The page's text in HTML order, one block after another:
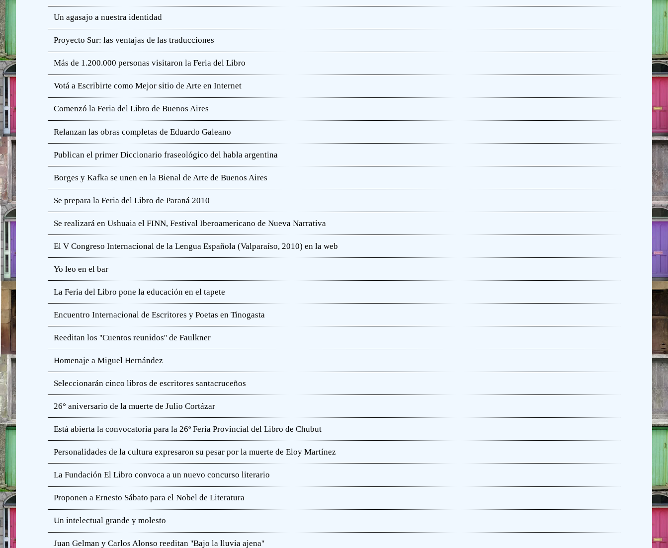
Un agasajo a nuestra identidad
Proyecto Sur: las ventajas de las traducciones
Más de 1.200.000 personas visitaron la Feria del Libro
Votá a Escribirte como Mejor sitio de Arte en Internet
Comenzó la Feria del Libro de Buenos Aires
Relanzan las obras completas de Eduardo Galeano
Publican el primer Diccionario fraseológico del habla argentina
Borges y Kafka se unen en la Bienal de Arte de Buenos Aires
Se prepara la Feria del Libro de Paraná 2010
Se realizará en Ushuaia el FINN, Festival Iberoamericano de Nueva Narrativa
El V Congreso Internacional de la Lengua Española (Valparaíso, 2010) en la web
Yo leo en el bar
La Feria del Libro pone la educación en el tapete
Encuentro Internacional de Escritores y Poetas en Tinogasta
Reeditan los ''Cuentos reunidos'' de Faulkner
Homenaje a Miguel Hernández
Seleccionarán cinco libros de escritores santacruceños
26° aniversario de la muerte de Julio Cortázar
Está abierta la convocatoria para la 26º Feria Provincial del Libro de Chubut
Personalidades de la cultura expresaron su pesar por la muerte de Eloy Martínez
La Fundación El Libro convoca a un nuevo concurso literario
Proponen a Ernesto Sábato para el Nobel de Literatura
Un intelectual grande y molesto
Juan Gelman y Carlos Alonso reeditan ''Bajo la lluvia ajena''